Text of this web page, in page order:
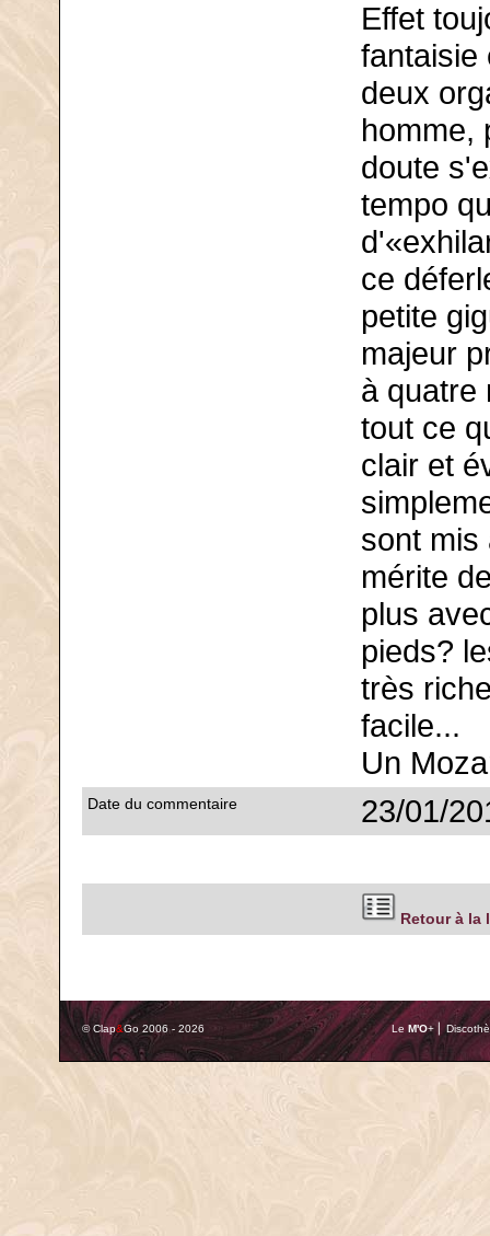
Effet
fantaisie
deux
homme,
doute
tempo
ce
petite
majeur
à quatre
tout ce
clair et
sont mis
mérite
plus
pieds?
très
facile...
Un
Date du commentaire 23/01/
Retour à la
© Clap&Go 2006 - 2026 Le M'O+ ⎢